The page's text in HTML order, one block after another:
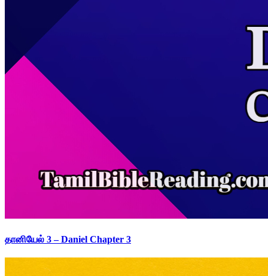
தானியேல் 3 – Daniel Chapter 3